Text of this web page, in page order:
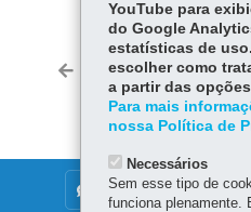
Fa
ce
bo
ok
Voltar Início
DENUNCIE CORRUPÇÃO
YouTube para
do Google
estatísticas de
escolher como
a partir das
Para mais
nossa Política de
Necessários
Sem esse tipo de
funciona plenamente.